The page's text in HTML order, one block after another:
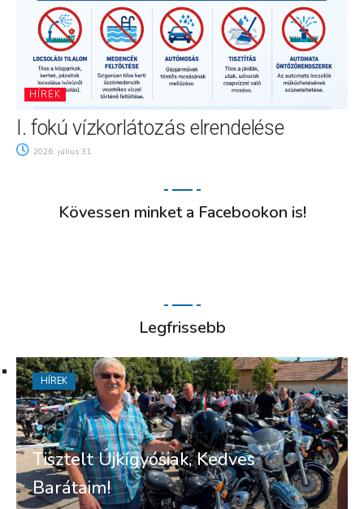
HÍREK
I. fokú vízkorlátozás elrendelése
2026. július 31.
Kövessen minket a Facebookon is!
Legfrissebb
Tisztelt Újkígyósiak, Kedves
Barátaim!
HÍREK